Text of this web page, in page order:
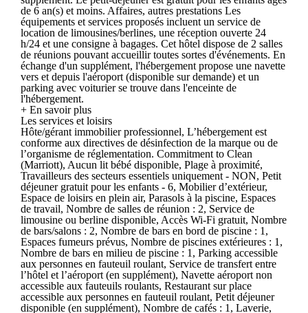
de 6 an(s) et moins. Affaires, autres prestations Les
équipements et services proposés incluent un service de
location de limousines/berlines, une réception ouverte 24
h/24 et une consigne à bagages. Cet hôtel dispose de 2 salles
de réunions pouvant accueillir toutes sortes d'événements. En
échange d'un supplément, l'hébergement propose une navette
vers et depuis l'aéroport (disponible sur demande) et un
parking avec voiturier se trouve dans l'enceinte de
l'hébergement.
+ En savoir plus
Les services et loisirs
Hôte/gérant immobilier professionnel, L’hébergement est
conforme aux directives de désinfection de la marque ou de
l’organisme de réglementation. Commitment to Clean
(Marriott), Aucun lit bébé disponible, Plage à proximité,
Travailleurs des secteurs essentiels uniquement - NON, Petit
déjeuner gratuit pour les enfants - 6, Mobilier d’extérieur,
Espace de loisirs en plein air, Parasols à la piscine, Espaces
de travail, Nombre de salles de réunion : 2, Service de
limousine ou berline disponible, Accès Wi-Fi gratuit, Nombre
de bars/salons : 2, Nombre de bars en bord de piscine : 1,
Espaces fumeurs prévus, Nombre de piscines extérieures : 1,
Nombre de bars en milieu de piscine : 1, Parking accessible
aux personnes en fauteuil roulant, Service de transfert entre
l’hôtel et l’aéroport (en supplément), Navette aéroport non
accessible aux fauteuils roulants, Restaurant sur place
accessible aux personnes en fauteuil roulant, Petit déjeuner
disponible (en supplément), Nombre de cafés : 1, Laverie,